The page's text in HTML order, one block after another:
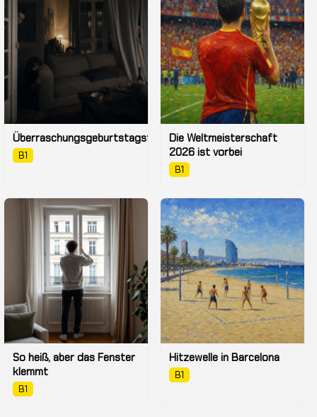
Überraschungsgeburtstagsfeier
B1
Die Weltmeisterschaft
2026 ist vorbei
B1
So heiß, aber das Fenster
klemmt
B1
Hitzewelle in Barcelona
B1